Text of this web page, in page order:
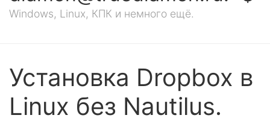
Windows, Linux, КПК и немного ещё.
Установка Dropbox в
Linux без Nautilus.